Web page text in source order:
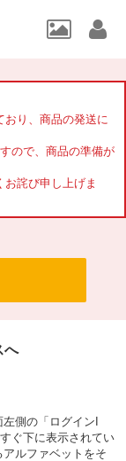
おり、商品の発送に
ので、商品の準備が
詫び申し上げま
へ
側の「ログインI
ぐ下に表示されてい
ルファベットをそ